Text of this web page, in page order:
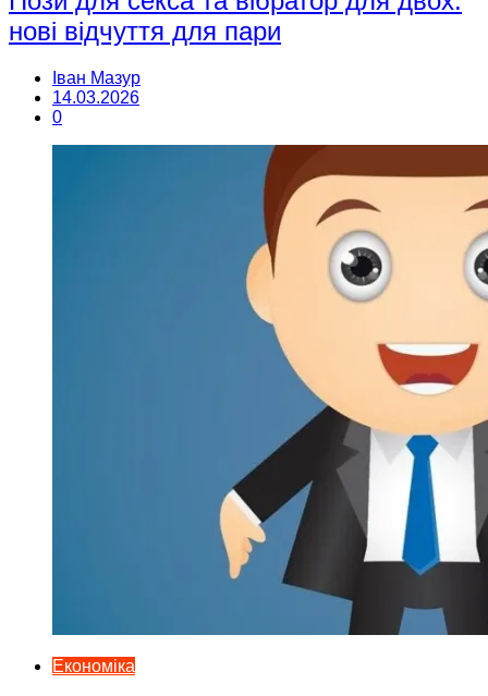
нові відчуття для пари
Іван Мазур
14.03.2026
0
Економіка